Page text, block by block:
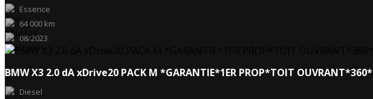
Essence
64 000 km
08/2023
BMW X3 2.0 dA xDrive20 PACK M *GARANTIE*1ER PROP*TOIT OUVRANT*360*
Diesel